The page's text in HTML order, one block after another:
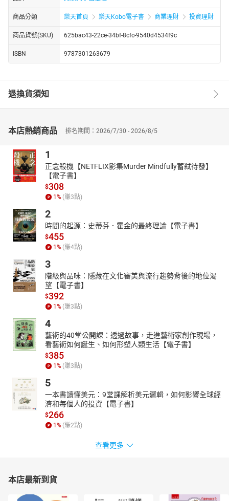
商品分類 樂天首頁 樂天Kobo電子書 商業理財 投資理財
商品貨號(SKU) 625bac43-22ce-34bf-8cfc-9540d4534f9c
ISBN 9787301263679
退換貨須知
本店熱銷商品 排名期間：2026/7/30 - 2026/8/5
1
正念殺機【NETFLIX影集Murder Mindfully蓄弒待發】
【電子書】
$308
1% (賺3點)
2
時間的起源：史蒂芬．霍金的最終理論【電子書】
$455
1% (賺4點)
3
階級與品味：隱藏在文化審美與流行趨勢背後的地位渴
望【電子書】
$392
1% (賺3點)
4
藝術的40堂公開課：透過故事，走進藝術家創作現場，
看藝術如何誕生、如何形塑人類生活【電子書】
$385
1% (賺3點)
5
一本書讀懂美元：9堂課解析美元邏輯，如何影響全球經
濟和每個人的投資【電子書】
$266
1% (賺2點)
查看更多
本店最新到貨